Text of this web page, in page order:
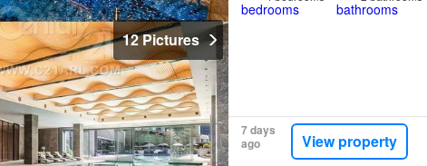
12 Pictures
7 days
ago
View property